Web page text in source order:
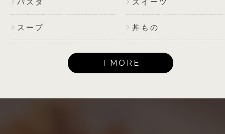
パスタ スイーツ
スープ 丼もの
MORE